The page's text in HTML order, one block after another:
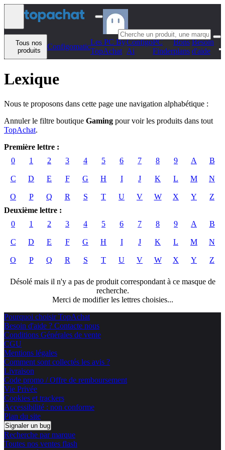
Aller au contenu
Tous nos
produits
Configomatic
Les PC By
TopAchat
Configo
Ai
PC
Finder
Bons
plans
Besoin
d'aide
Lexique
Nous te proposons dans cette page une navigation alphabétique :
Annuler le filtre boutique Gaming pour voir les produits dans tout
TopAchat.
Première lettre :
0
1 2 3 4 5 6 7 8 9 A B
C D E F G H I J K L M N
O P Q R S T U V W X Y
Z
Deuxième lettre :
0
1 2 3 4 5 6 7 8 9 A B
C D E F G H I J K L M N
O P Q R S T U V W X Y Z
Désolé mais il n'y a pas de produit correspondant à ce masque de
recherche.
Merci de modifier les lettres choisies...
Pourquoi choisir TopAchat
Besoin d'aide ? Contacte nous
Conditions Générales de vente
CGU
Mentions légales
Comment sont collectés les avis ?
Livraison
Code promo / Offre de remboursement
Vie Privée
Cookies et trackers
Accessibilité : non conforme
Plan du site
Signaler un bug
Recherche par marque
Toutes nos ventes flash